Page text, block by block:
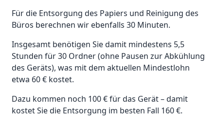
Für die Entsorgung des Papiers und Reinigung des
Büros berechnen wir ebenfalls 30 Minuten.
Insgesamt benötigen Sie damit mindestens 5,5
Stunden für 30 Ordner (ohne Pausen zur Abkühlung
des Geräts), was mit dem aktuellen Mindestlohn
etwa 60 € kostet.
Dazu kommen noch 100 € für das Gerät – damit
kostet Sie die Entsorgung im besten Fall 160 €.